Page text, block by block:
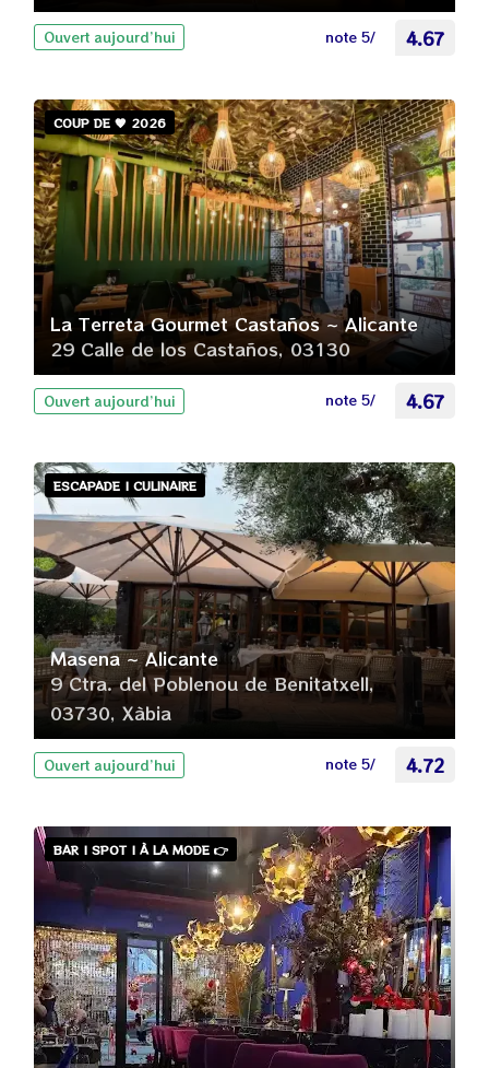
Ouvert aujourd’hui note 5/ 4.67
COUP DE 🧡 2026
La Terreta Gourmet Castaños ~ Alicante
29 Calle de los Castaños, 03130
Ouvert aujourd’hui note 5/ 4.67
ESCAPADE | CULINAIRE
Masena ~ Alicante
9 Ctra. del Poblenou de Benitatxell,
03730, Xàbia
Ouvert aujourd’hui note 5/ 4.72
BAR | SPOT | À LA MODE 👉